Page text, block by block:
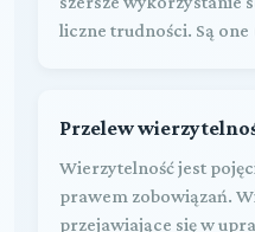
liczne trudności. Są one
Przelew
Wierzytelność jest
prawem zobowiązań.
przejawiające się w